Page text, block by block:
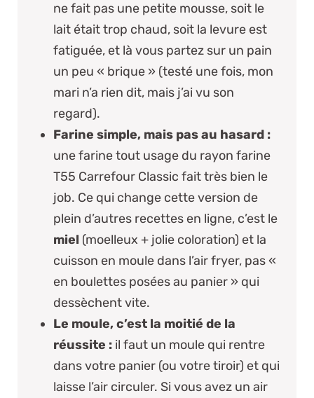
ne fait pas une petite mousse, soit le
lait était trop chaud, soit la levure est
fatiguée, et là vous partez sur un pain
un peu « brique » (testé une fois, mon
mari n’a rien dit, mais j’ai vu son
regard).
Farine simple, mais pas au hasard :
une farine tout usage du rayon farine
T55 Carrefour Classic fait très bien le
job. Ce qui change cette version de
plein d’autres recettes en ligne, c’est le
miel (moelleux + jolie coloration) et la
cuisson en moule dans l’air fryer, pas «
en boulettes posées au panier » qui
dessèchent vite.
Le moule, c’est la moitié de la
réussite : il faut un moule qui rentre
dans votre panier (ou votre tiroir) et qui
laisse l’air circuler. Si vous avez un air